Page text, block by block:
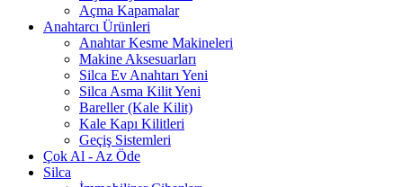
Açma Kapamalar
Anahtarcı Ürünleri
Anahtar Kesme Makineleri
Makine Aksesuarları
Silca Ev Anahtarı Yeni
Silca Asma KilitYeni
Bareller (Kale Kilit)
Kale Kapı Kilitleri
Geçiş Sistemleri
Çok Al - Az Öde
Silca